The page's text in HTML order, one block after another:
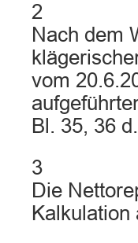
2
Nach dem
vom
Bl. 35, 36
3
Die
Kalkulation